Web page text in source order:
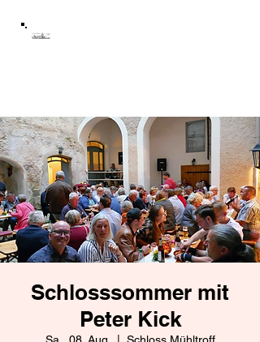
Schlosssommer mit
Peter Kick